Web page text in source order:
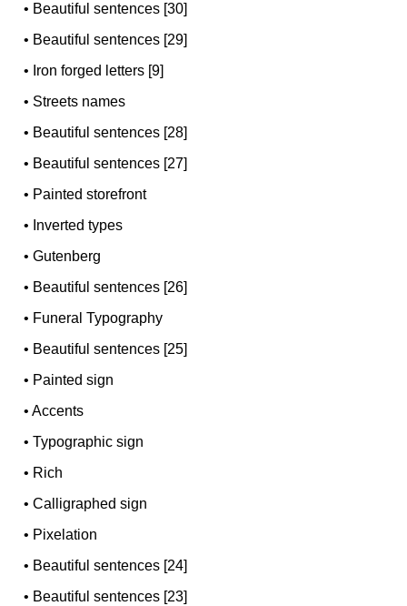
• Beautiful sentences [30]
• Beautiful sentences [29]
• Iron forged letters [9]
• Streets names
• Beautiful sentences [28]
• Beautiful sentences [27]
• Painted storefront
• Inverted types
•Gutenberg
• Beautiful sentences [26]
• Funeral Typography
• Beautiful sentences [25]
• Painted sign
•Accents
•Typographic sign
• Rich
•Calligraphed sign
• Pixelation
• Beautiful sentences [24]
• Beautiful sentences [23]